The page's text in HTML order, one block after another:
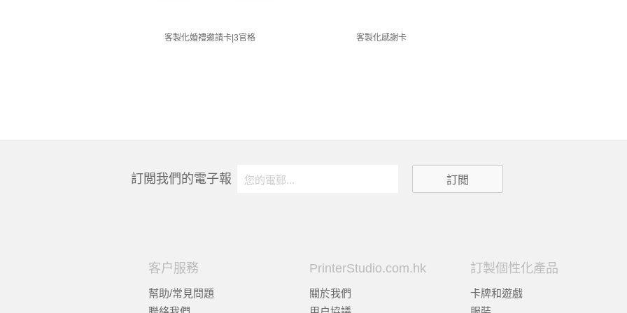
客製化婚禮邀請卡|3官格 客製化感謝卡
訂閲我們的電子報
客户服務
幫助/常見問題
PrinterStudio.com.hk
關於我們
訂製個性化產品
卡牌和遊戲